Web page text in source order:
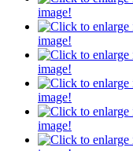
image!
image!
image!
image!
image!